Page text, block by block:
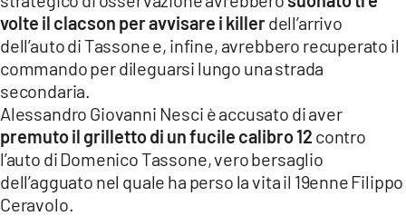
volte il clacson per avvisare i killerdell’arrivo
dell’auto di Tassone e, infine, avrebbero recuperato il
commando per dileguarsi lungo una strada
secondaria.
Alessandro Giovanni Nesci è accusato di aver
premuto il grilletto di un fucile calibro 12 contro
l’auto di Domenico Tassone, vero bersaglio
dell’agguato nel quale ha perso la vita il 19enne Filippo
Ceravolo.